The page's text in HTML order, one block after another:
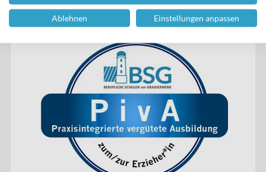
Erfahren Sie mehr unterErasmus+!
Ablehnen Einstellungen anpassen